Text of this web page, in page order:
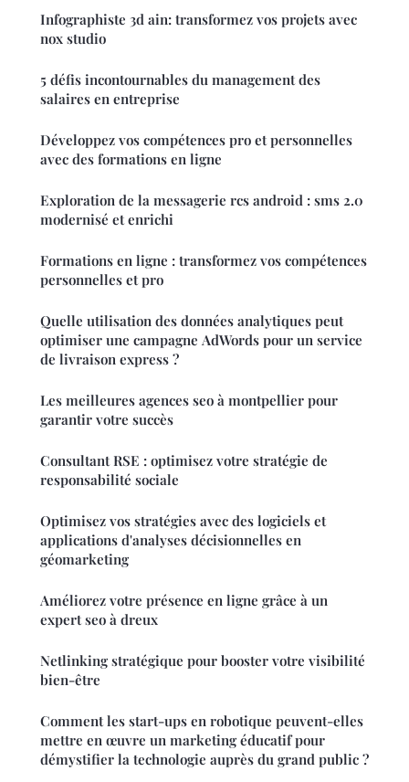
Infographiste 3d ain: transformez vos projets avec
nox studio
5 défis incontournables du management des
salaires en entreprise
Développez vos compétences pro et personnelles
avec des formations en ligne
Exploration de la messagerie rcs android : sms 2.0
modernisé et enrichi
Formations en ligne : transformez vos compétences
personnelles et pro
Quelle utilisation des données analytiques peut
optimiser une campagne AdWords pour un service
de livraison express ?
Les meilleures agences seo à montpellier pour
garantir votre succès
Consultant RSE : optimisez votre stratégie de
responsabilité sociale
Optimisez vos stratégies avec des logiciels et
applications d'analyses décisionnelles en
géomarketing
Améliorez votre présence en ligne grâce à un
expert seo à dreux
Netlinking stratégique pour booster votre visibilité
bien-être
Comment les start-ups en robotique peuvent-elles
mettre en œuvre un marketing éducatif pour
démystifier la technologie auprès du grand public ?